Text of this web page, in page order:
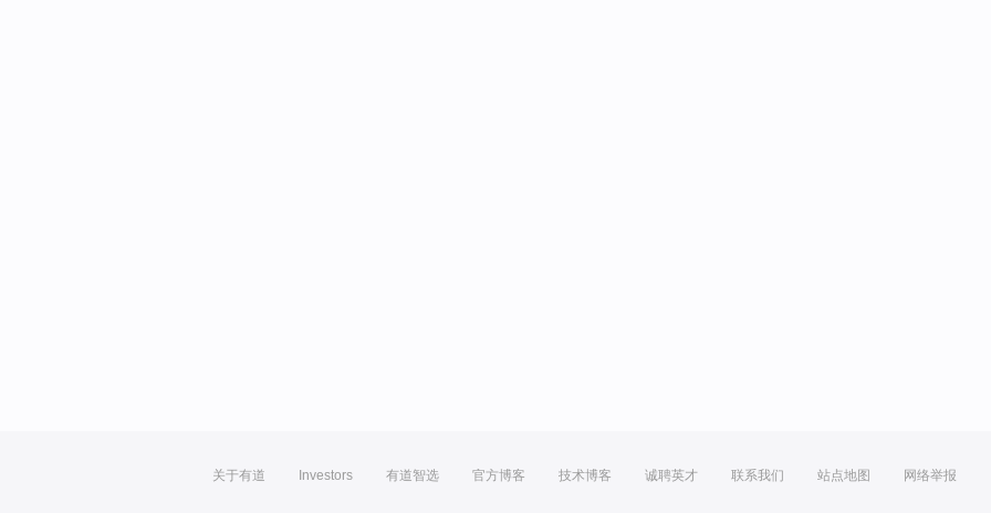
关于有道 Investors 有道智选 官方博客 技术博客 诚聘英才 联系我们 站点地图 网络举报